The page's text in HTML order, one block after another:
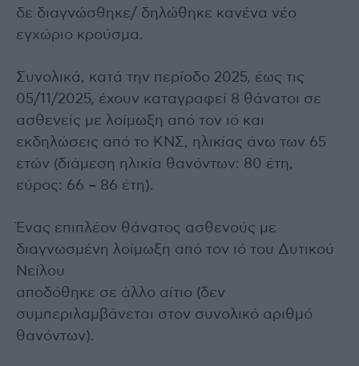
δε διαγνώσθηκε/ δηλώθηκε κανένα νέο
εγχώριο κρούσμα.
Συνολικά, κατά την περίοδο 2025, έως τις
05/11/2025, έχουν καταγραφεί 8 θάνατοι σε
ασθενείς με λοίμωξη από τον ιό και
εκδηλώσεις από το ΚΝΣ, ηλικίας άνω των 65
ετών (διάμεση ηλικία θανόντων: 80 έτη,
εύρος: 66 – 86 έτη).
Ένας επιπλέον θάνατος ασθενούς με
διαγνωσμένη λοίμωξη από τον ιό του Δυτικού
Νείλου
αποδόθηκε σε άλλο αίτιο (δεν
συμπεριλαμβάνεται στον συνολικό αριθμό
θανόντων).